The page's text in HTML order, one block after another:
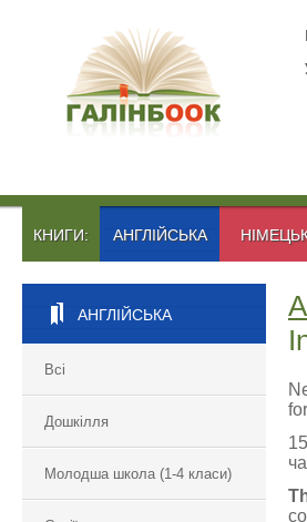
КНИГИ: АНГЛІЙСЬКА
АНГЛІЙСЬКА
Всі
Дошкілля
Молодша школа (1-4 класи)